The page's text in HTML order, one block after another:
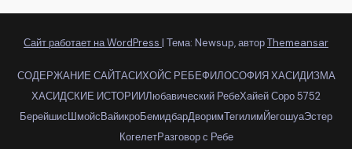
Сайт работает на WordPress | Тема: Newsup, авторThemeansar
СОДЕРЖАНИЕ САЙТАСИХОЙС РЕБЕФИЛОСОФИЯ ХАСИДИЗМА
ХАСИДСКИЕ ИСТОРИИЛюбавический РебеХайей Соро 5752
БерейшисШмойсВайикроБемидбарДворимТегилимЙегошуаЭстер
КогелетРазговор с Ребе